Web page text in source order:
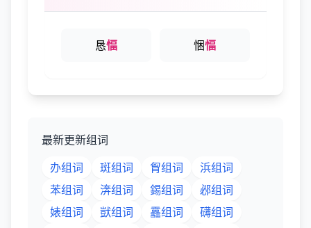
恳愊 悃愊
最新更新组词
办组词
斑组词 胷组词
浜组词
苯组词
渀组词 錫组词
邲组词
婊组词
獃组词 靐组词
礴组词